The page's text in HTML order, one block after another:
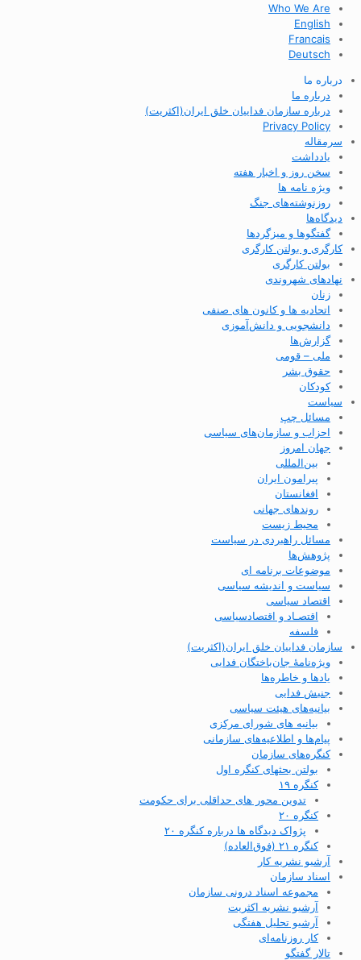
Who We Are
English
Francais
Deutsch
درباره ما
درباره ما
درباره سازمان فداییان خلق ایران(اکثریت)
Privacy Policy
سرمقاله
یادداشت
سخن روز و اخبار هفته
ویژه نامه ها
روزنوشته‌های جنگ
دیدگاه‌ها
گفتگوها و میزگردها
کارگری و بولتن کارگری
بولتن کارگری
نهادهای شهروندی
زنان
اتحادیه ها و کانون های صنفی
دانشجویی و دانش‌آموزی
گزارش‌ها
ملی – قومی
حقوق بشر
کودکان
سیاست
مسائل چپ
احزاب و سازمان‌های سیاسی
جهان امروز
بین‌المللی
پیرامون ایران
افغانستان
روندهای جهانی
محیط زیست
مسائل راهبردی در سیاست
پژوهش‌ها
موضوعات برنامه ای
سیاست و اندیشه سیاسی
اقتصاد سیاسی
اقتصـاد و اقتصاد‌سیاسی
فلسفه
سازمان فداییان خلق ایران(اکثریت)
ویژه‌نامهٔ جان‌باختگان فدایی
یادها و خاطره‌ها
جنبش فدایی
بیانیه‌های هیئت سیاسی
بیانیه های شورای مرکزی
پیام‌ها و اطلاعیه‌های سازمانی
کنگره‌های سازمان
بولتن بحثهای کنگره اول
کنگره ۱۹
تدوین محور های حداقلی برای حکومت
کنگره ۲۰
پژواک دیدگاه ها درباره کنگره ۲۰
کنگره ۲۱ (فوق‌العاده)
آرشیو نشریه کار
اسناد سازمان
مجموعه اسناد درونی سازمان
آرشیو نشریه اکثریت
آرشیو تحلیل هفتگی
کار روزنامه‌ای
تالار گفتگو